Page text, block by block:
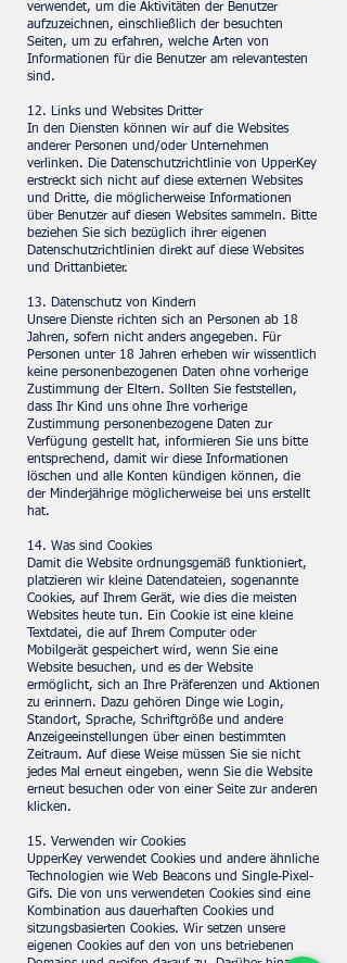
verwendet, um die Aktivitäten der Benutzer
aufzuzeichnen, einschließlich der besuchten
Seiten, um zu erfahren, welche Arten von
Informationen für die Benutzer am relevantesten
sind.
12. Links und Websites Dritter
In den Diensten können wir auf die Websites
anderer Personen und/oder Unternehmen
verlinken. Die Datenschutzrichtlinie von UpperKey
erstreckt sich nicht auf diese externen Websites
und Dritte, die möglicherweise Informationen
über Benutzer auf diesen Websites sammeln. Bitte
beziehen Sie sich bezüglich ihrer eigenen
Datenschutzrichtlinien direkt auf diese Websites
und Drittanbieter.
13. Datenschutz von Kindern
Unsere Dienste richten sich an Personen ab 18
Jahren, sofern nicht anders angegeben. Für
Personen unter 18 Jahren erheben wir wissentlich
keine personenbezogenen Daten ohne vorherige
Zustimmung der Eltern. Sollten Sie feststellen,
dass Ihr Kind uns ohne Ihre vorherige
Zustimmung personenbezogene Daten zur
Verfügung gestellt hat, informieren Sie uns bitte
entsprechend, damit wir diese Informationen
löschen und alle Konten kündigen können, die
der Minderjährige möglicherweise bei uns erstellt
hat.
14. Was sind Cookies
Damit die Website ordnungsgemäß funktioniert,
platzieren wir kleine Datendateien, sogenannte
Cookies, auf Ihrem Gerät, wie dies die meisten
Websites heute tun. Ein Cookie ist eine kleine
Textdatei, die auf Ihrem Computer oder
Mobilgerät gespeichert wird, wenn Sie eine
Website besuchen, und es der Website
ermöglicht, sich an Ihre Präferenzen und Aktionen
zu erinnern. Dazu gehören Dinge wie Login,
Standort, Sprache, Schriftgröße und andere
Anzeigeeinstellungen über einen bestimmten
Zeitraum. Auf diese Weise müssen Sie sie nicht
jedes Mal erneut eingeben, wenn Sie die Website
erneut besuchen oder von einer Seite zur anderen
klicken.
15. Verwenden wir Cookies
UpperKey verwendet Cookies und andere ähnliche
Technologien wie Web Beacons und Single-Pixel-
Gifs. Die von uns verwendeten Cookies sind eine
Kombination aus dauerhaften Cookies und
sitzungsbasierten Cookies. Wir setzen unsere
eigenen Cookies auf den von uns betriebenen